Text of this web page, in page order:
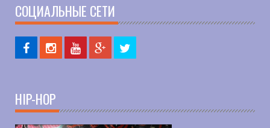
СОЦИАЛЬНЫЕ СЕТИ
HIP-HOP